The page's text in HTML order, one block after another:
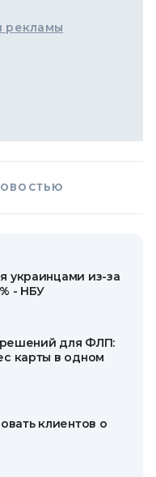
рекламы
украинцами из-за
- НБУ
для ФЛП:
карты в одном
клиентов о